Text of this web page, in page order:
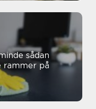
sådan
rammer på